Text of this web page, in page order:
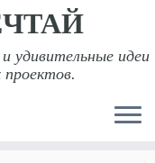
удивительные идеи
проектов.